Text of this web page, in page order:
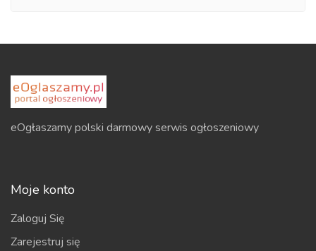
eOgłaszamy polski darmowy serwis ogłoszeniowy
Moje konto
Zaloguj Się
Zarejestruj się